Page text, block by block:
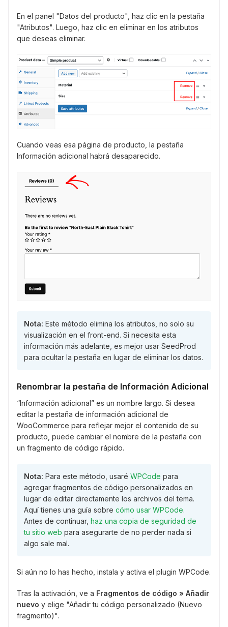
En el panel "Datos del producto", haz clic en la pestaña
"Atributos". Luego, haz clic en eliminar en los atributos
que deseas eliminar.
Cuando veas esa página de producto, la pestaña
Información adicional habrá desaparecido.
Nota: Este método elimina los atributos, no solo su
visualización en el front-end. Si necesita esta
información más adelante, es mejor usar SeedProd
para ocultar la pestaña en lugar de eliminar los datos.
Renombrar la pestaña de Información Adicional
“Información adicional” es un nombre largo. Si desea
editar la pestaña de información adicional de
WooCommerce para reflejar mejor el contenido de su
producto, puede cambiar el nombre de la pestaña con
un fragmento de código rápido.
Nota: Para este método, usaré WPCode para
agregar fragmentos de código personalizados en
lugar de editar directamente los archivos del tema.
Aquí tienes una guía sobre cómo usar WPCode.
Antes de continuar, haz una copia de seguridad de
tu sitio web para asegurarte de no perder nada si
algo sale mal.
Si aún no lo has hecho, instala y activa el plugin WPCode.
Tras la activación, ve a Fragmentos de código » Añadir
nuevo y elige "Añadir tu código personalizado (Nuevo
fragmento)".